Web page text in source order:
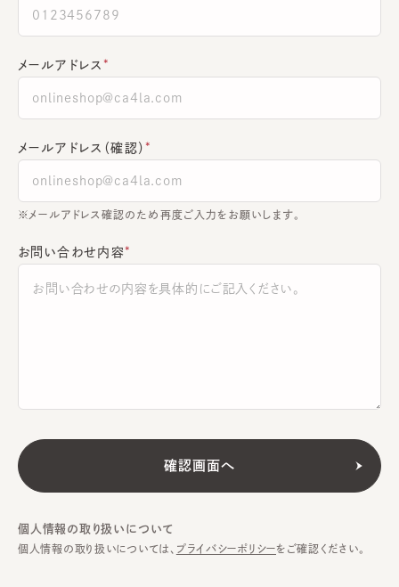
メールアドレス
メールアドレス（確認）
※メールアドレス確認のため再度ご入力をお願いします。
お問い合わせ内容
個人情報の取り扱いについて
個人情報の取り扱いについては、 プライバシーポリシーをご確認ください。